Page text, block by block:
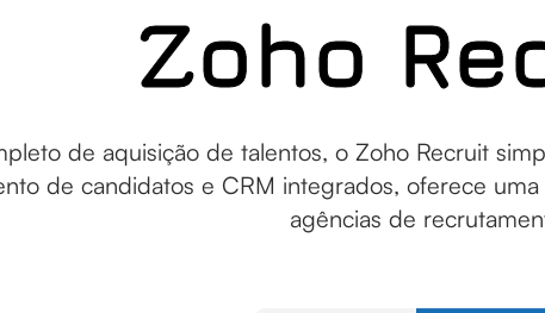
Zoho
de aquisição de talentos, o Zoho Recruit
de candidatos e CRM integrados, oferece
agências de